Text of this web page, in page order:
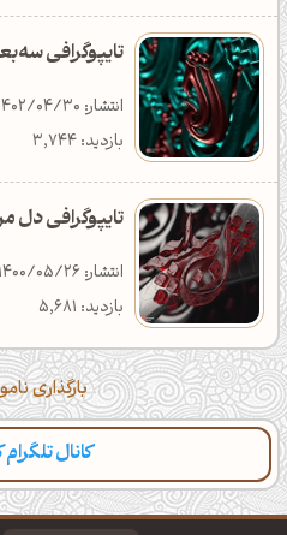
تایپوگرافی
انتشار: 1402/04/30
بازدید: 3,744
تایپوگرافی دل
انتشار: 1400/05/26
بازدید: 5,681
بارگذاری
کانال
دسته‌بندی مطالب تازه